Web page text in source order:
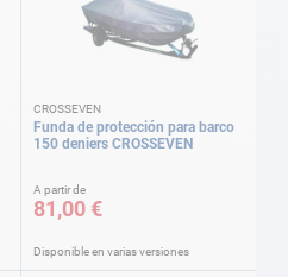
CROSSEVEN
Funda de protección para barco
150 deniers CROSSEVEN
A partir de
81,00 €
Disponible en varias versiones